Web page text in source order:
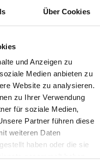
Über Cookies
und Anzeigen zu
Medien anbieten zu
Website zu analysieren.
zu Ihrer Verwendung
für soziale Medien,
Partner führen diese
weiteren Daten
haben oder die sie
€ / St
Preis